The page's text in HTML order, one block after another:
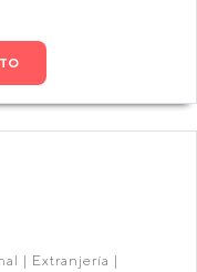
| Extranjería |